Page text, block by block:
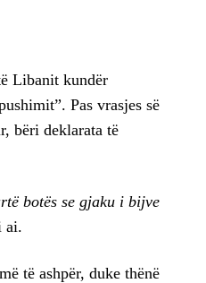
Libanit kundër
Pas vrasjes së
bëri deklarata të
botës se gjaku i bijve
ai.
të ashpër, duke thënë